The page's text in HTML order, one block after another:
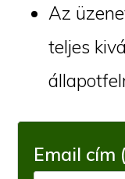
Az
teljes
Email cím